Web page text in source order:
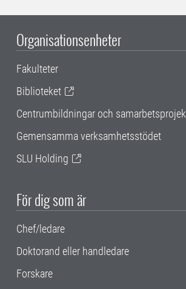
Organisationsenheter
Fakulteter
Biblioteket
Centrumbildningar och
Gemensamma verksamhetsstödet
SLU Holding
För dig som är
Chef/ledare
Doktorand eller handledare
Forskare